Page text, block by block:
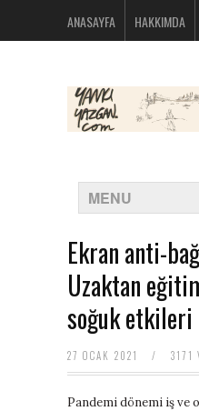
kors
ANASAYFA HAKKIMDA
MENU
Ekran anti-
Uzaktan
soğuk etkileri
27 OCAK 2021 / 3171
Pandemi dönemi iş ve